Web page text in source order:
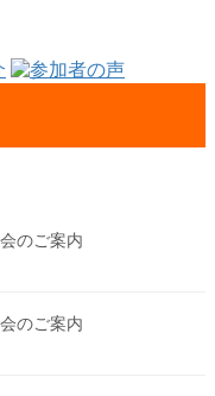
のご案内
のご案内